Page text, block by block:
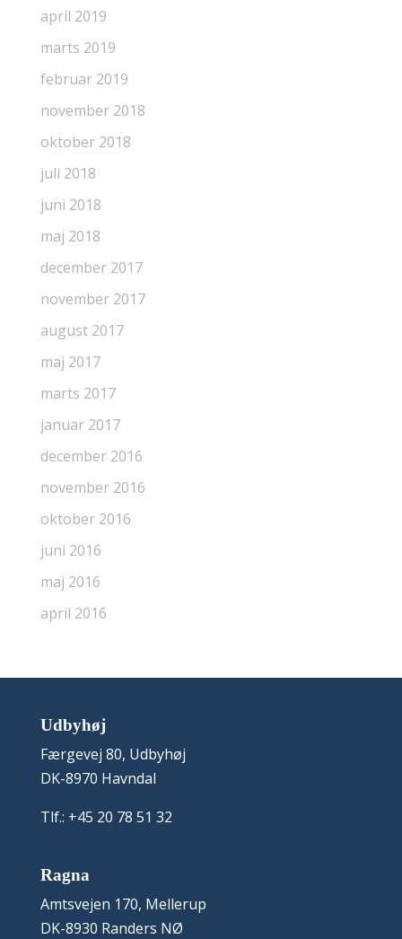
april 2019
marts 2019
februar 2019
november 2018
oktober 2018
juli 2018
juni 2018
maj 2018
december 2017
november 2017
august 2017
maj 2017
marts 2017
januar 2017
december 2016
november 2016
oktober 2016
juni 2016
maj 2016
april 2016
Udbyhøj
Færgevej 80, Udbyhøj
DK-8970 Havndal
Tlf.: +45 20 78 51 32
Ragna
Amtsvejen 170, Mellerup
DK-8930 Randers NØ